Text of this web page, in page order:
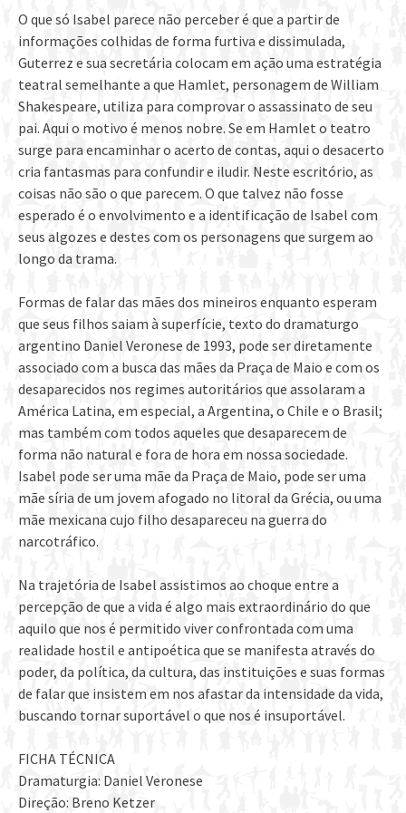
O que só Isabel parece não perceber é que a partir de
informações colhidas de forma furtiva e dissimulada,
Guterrez e sua secretária colocam em ação uma estratégia
teatral semelhante a que Hamlet, personagem de William
Shakespeare, utiliza para comprovar o assassinato de seu
pai. Aqui o motivo é menos nobre. Se em Hamlet o teatro
surge para encaminhar o acerto de contas, aqui o desacerto
cria fantasmas para confundir e iludir. Neste escritório, as
coisas não são o que parecem. O que talvez não fosse
esperado é o envolvimento e a identificação de Isabel com
seus algozes e destes com os personagens que surgem ao
longo da trama.
Formas de falar das mães dos mineiros enquanto esperam
que seus filhos saiam à superfície, texto do dramaturgo
argentino Daniel Veronese de 1993, pode ser diretamente
associado com a busca das mães da Praça de Maio e com os
desaparecidos nos regimes autoritários que assolaram a
América Latina, em especial, a Argentina, o Chile e o Brasil;
mas também com todos aqueles que desaparecem de
forma não natural e fora de hora em nossa sociedade.
Isabel pode ser uma mãe da Praça de Maio, pode ser uma
mãe síria de um jovem afogado no litoral da Grécia, ou uma
mãe mexicana cujo filho desapareceu na guerra do
narcotráfico.
Na trajetória de Isabel assistimos ao choque entre a
percepção de que a vida é algo mais extraordinário do que
aquilo que nos é permitido viver confrontada com uma
realidade hostil e antipoética que se manifesta através do
poder, da política, da cultura, das instituições e suas formas
de falar que insistem em nos afastar da intensidade da vida,
buscando tornar suportável o que nos é insuportável.
FICHA TÉCNICA
Dramaturgia: Daniel Veronese
Direção: Breno Ketzer